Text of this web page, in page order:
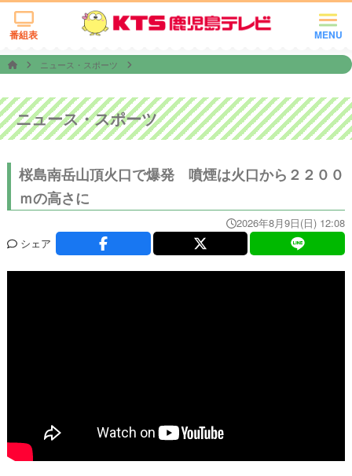
MENU
番組表
ニュース・スポーツ
ニュース・スポーツ
桜島南岳山頂火口で爆発 噴煙は火口から２２００
ｍの高さに
2026年8月9日(日) 12:08
シェア